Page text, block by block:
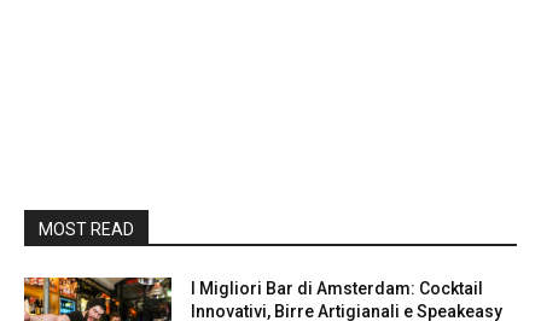
MOST READ
I Migliori Bar di Amsterdam: Cocktail
Innovativi, Birre Artigianali e Speakeasy